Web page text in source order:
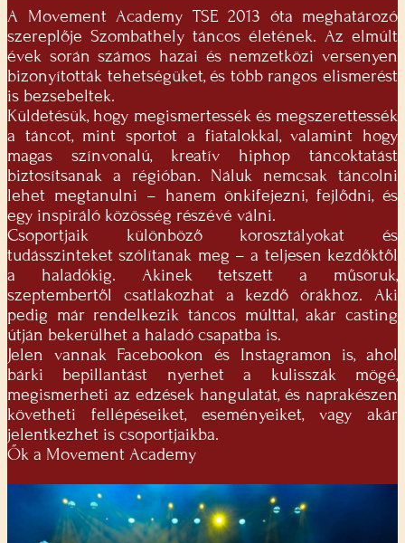
A Movement Academy TSE 2013 óta meghatározó
szereplője Szombathely táncos életének. Az elmúlt
évek során számos hazai és nemzetközi versenyen
bizonyították tehetségüket, és több rangos elismerést
is bezsebeltek.
Küldetésük, hogy megismertessék és megszerettessék
a táncot, mint sportot a fiatalokkal, valamint hogy
magas színvonalú, kreatív hiphop táncoktatást
biztosítsanak a régióban. Náluk nemcsak táncolni
lehet megtanulni – hanem önkifejezni, fejlődni, és
egy inspiráló közösség részévé válni.
Csoportjaik különböző korosztályokat és
tudásszinteket szólítanak meg – a teljesen kezdőktől
a haladókig. Akinek tetszett a műsoruk,
szeptembertől csatlakozhat a kezdő órákhoz. Aki
pedig már rendelkezik táncos múlttal, akár casting
útján bekerülhet a haladó csapatba is.
Jelen vannak Facebookon és Instagramon is, ahol
bárki bepillantást nyerhet a kulisszák mögé,
megismerheti az edzések hangulatát, és naprakészen
követheti fellépéseiket, eseményeiket, vagy akár
jelentkezhet is csoportjaikba.
Ők a Movement Academy